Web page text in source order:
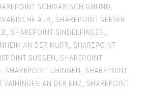
SCHWÄBISCH GMÜND,
ALB, SHAREPOINT SERVER
, SHAREPOINT SINDELFINGEN,
AN DER MURR, SHAREPOINT
SÜSSEN , SHAREPOINT
, SHAREPOINT UHINGEN, SHAREPOINT
VAIHINGEN AN DER ENZ, SHAREPOINT